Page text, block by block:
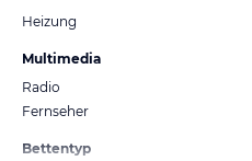
Heizung
Multimedia
Radio
Fernseher
Bettentyp